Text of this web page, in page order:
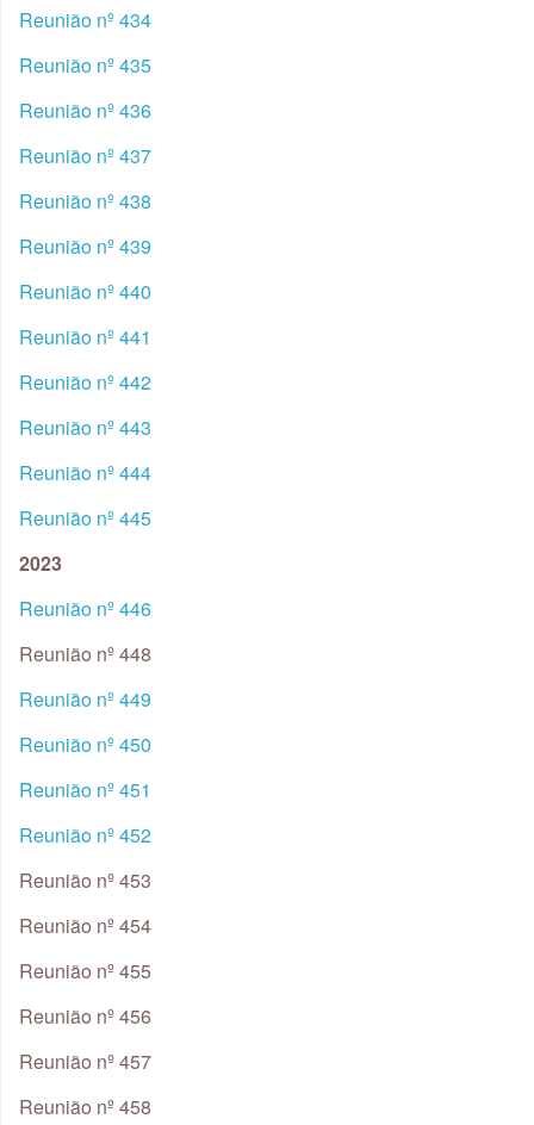
Reunião nº 434
Reunião nº 435
Reunião nº 436
Reunião nº 437
Reunião nº 438
Reunião nº 439
Reunião nº 440
Reunião nº 441
Reunião nº 442
Reunião nº 443
Reunião nº 444
Reunião nº 445
2023
Reunião nº 446
Reunião nº 448
Reunião nº 449
Reunião nº 450
Reunião nº 451
Reunião nº 452
Reunião nº 453
Reunião nº 454
Reunião nº 455
Reunião nº 456
Reunião nº 457
Reunião nº 458